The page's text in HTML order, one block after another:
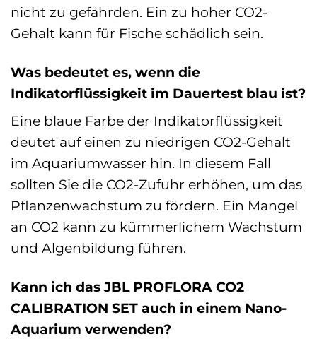
nicht zu gefährden. Ein zu hoher CO2-
Gehalt kann für Fische schädlich sein.
Was bedeutet es, wenn die
Indikatorflüssigkeit im Dauertest blau ist?
Eine blaue Farbe der Indikatorflüssigkeit
deutet auf einen zu niedrigen CO2-Gehalt
im Aquariumwasser hin. In diesem Fall
sollten Sie die CO2-Zufuhr erhöhen, um das
Pflanzenwachstum zu fördern. Ein Mangel
an CO2 kann zu kümmerlichem Wachstum
und Algenbildung führen.
Kann ich das JBL PROFLORA CO2
CALIBRATION SET auch in einem Nano-
Aquarium verwenden?